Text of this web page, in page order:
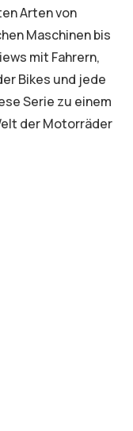
Arten von
Maschinen bis
mit Fahrern,
Bikes und jede
Serie zu einem
der Motorräder